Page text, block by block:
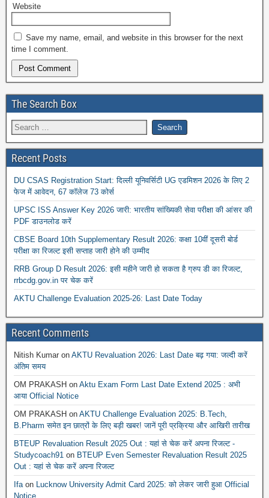
Website
Save my name, email, and website in this browser for the next
time I comment.
The Search Box
Recent Posts
DU CSAS Registration Start: दिल्ली यूनिवर्सिटी UG एडमिशन 2026 के लिए 2
फेज में आवेदन, 67 कॉलेज 73 कोर्स
UPSC ISS Answer Key 2026 जारी: भारतीय सांख्यिकी सेवा परीक्षा की आंसर की
PDF डाउनलोड करें
CBSE Board 10th Supplementary Result 2026: कक्षा 10वीं दूसरी बोर्ड
परीक्षा का रिजल्ट इसी सप्ताह जारी होने की उम्मीद
RRB Group D Result 2026: इसी महीने जारी हो सकता है ग्रुप डी का रिजल्ट,
rrbcdg.gov.in पर चेक करें
AKTU Challenge Evaluation 2025-26: Last Date Today
Recent Comments
Nitish Kumar on AKTU Revaluation 2026: Last Date बढ़ गया: जल्दी करें
अंतिम समय
OM PRAKASH on Aktu Exam Form Last Date Extend 2025 : अभी
आया Official Notice
OM PRAKASH on AKTU Challenge Evaluation 2025: B.Tech,
B.Pharm समेत इन छात्रों के लिए बड़ी खबर! जानें पूरी प्रक्रिया और आखिरी तारीख
BTEUP Revaluation Result 2025 Out : यहां से चेक करें अपना रिजल्ट -
Studycoach91 on BTEUP Even Semester Revaluation Result 2025
Out : यहां से चेक करें अपना रिजल्ट
Ifaon Lucknow University Admit Card 2025: को लेकर जारी हुआ Official
Notice